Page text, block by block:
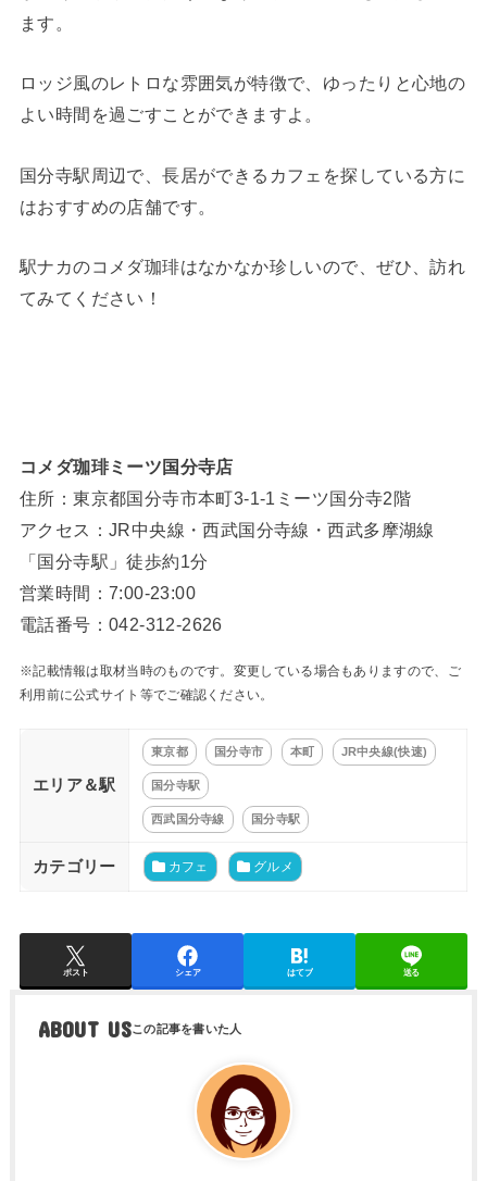
ます。
ロッジ風のレトロな雰囲気が特徴で、ゆったりと心地の
よい時間を過ごすことができますよ。
国分寺駅周辺で、長居ができるカフェを探している方に
はおすすめの店舗です。
駅ナカのコメダ珈琲はなかなか珍しいので、ぜひ、訪れ
てみてください！
コメダ珈琲ミーツ国分寺店
住所：東京都国分寺市本町3-1-1ミーツ国分寺2階
アクセス：JR中央線・西武国分寺線・西武多摩湖線
「国分寺駅」徒歩約1分
営業時間：7:00-23:00
電話番号：042-312-2626
※記載情報は取材当時のものです。変更している場合もありますので、ご
利用前に公式サイト等でご確認ください。
エリア＆駅
東京都 国分寺市 本町 JR中央線(快速)
国分寺駅
西武国分寺線 国分寺駅
カテゴリー カフェ グルメ
ポスト シェア はてブ 送る
ABOUT US